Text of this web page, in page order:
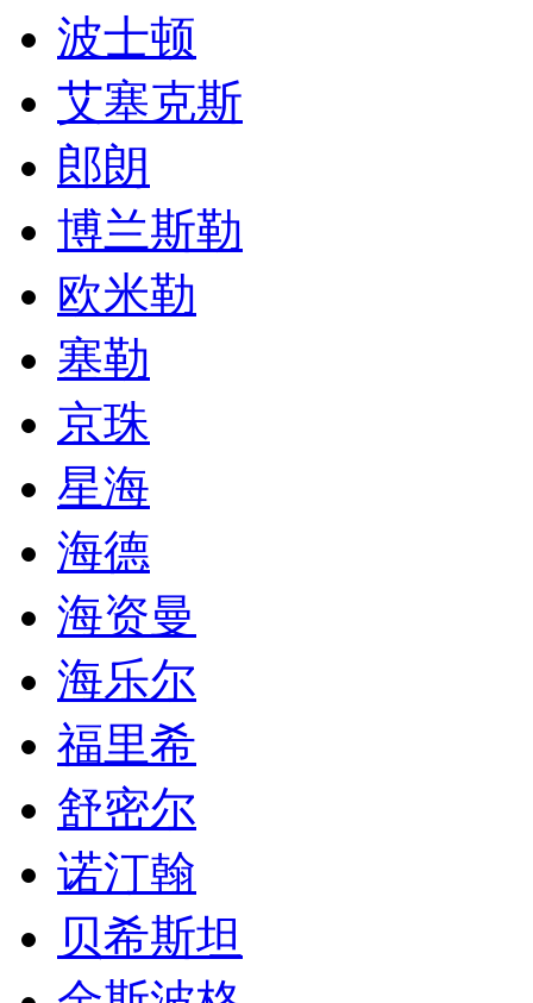
波士顿
艾塞克斯
郎朗
博兰斯勒
欧米勒
塞勒
京珠
星海
海德
海资曼
海乐尔
福里希
舒密尔
诺汀翰
贝希斯坦